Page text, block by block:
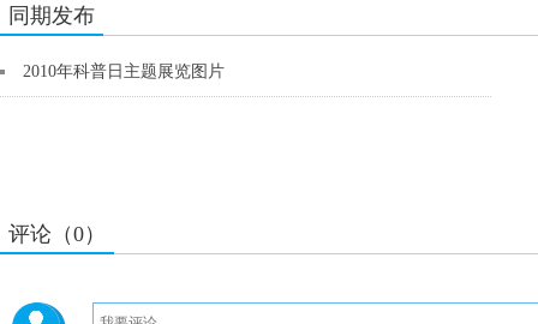
同期发布
2010年科普日主题展览图片
评论（0）